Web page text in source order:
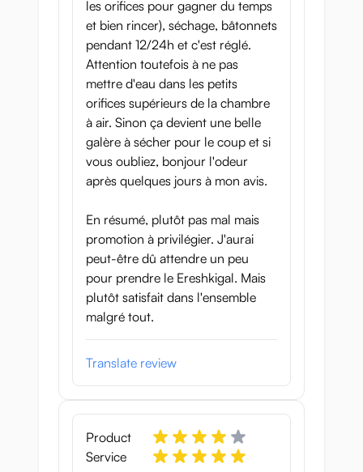
les orifices pour gagner du temps
et bien rincer), séchage, bâtonnets
pendant 12/24h et c'est réglé.
Attention toutefois à ne pas
mettre d'eau dans les petits
orifices supérieurs de la chambre
à air. Sinon ça devient une belle
galère à sécher pour le coup et si
vous oubliez, bonjour l'odeur
après quelques jours à mon avis.
En résumé, plutôt pas mal mais
promotion à privilégier. J'aurai
peut-être dû attendre un peu
pour prendre le Ereshkigal. Mais
plutôt satisfait dans l'ensemble
malgré tout.
Translate review
Product
Service